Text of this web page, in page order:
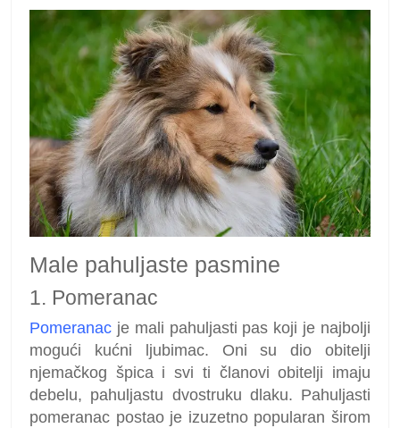
Male pahuljaste pasmine
1. Pomeranac
Pomeranac je mali pahuljasti pas koji je najbolji
mogući kućni ljubimac. Oni su dio obitelji
njemačkog špica i svi ti članovi obitelji imaju
debelu, pahuljastu dvostruku dlaku. Pahuljasti
pomeranac postao je izuzetno popularan širom